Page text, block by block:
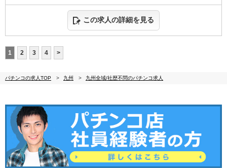
この求人の詳細を見る
1 2 3 4 >
パチンコの求人TOP 九州 九州全域/社歴不問のパチンコ求人